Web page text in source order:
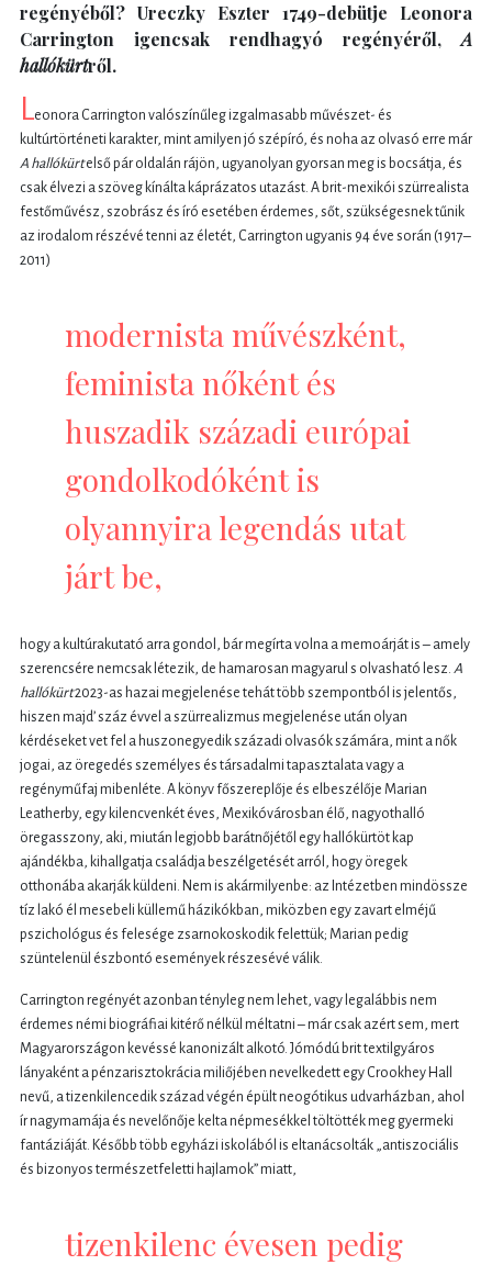
regényéből? Ureczky Eszter 1749-debütje Leonora
Carrington igencsak rendhagyó regényéről,A
hallókürtről.
Leonora Carrington valószínűleg izgalmasabb művészet- és
kultúrtörténeti karakter, mint amilyen jó szépíró, és noha az olvasó erre már
A hallókürtelső pár oldalán rájön, ugyanolyan gyorsan meg is bocsátja, és
csak élvezi a szöveg kínálta káprázatos utazást. A brit-mexikói szürrealista
festőművész, szobrász és író esetében érdemes, sőt, szükségesnek tűnik
az irodalom részévé tenni az életét, Carrington ugyanis 94 éve során (1917–
2011)
modernista művészként,
feminista nőként és
huszadik századi európai
gondolkodóként is
olyannyira legendás utat
járt be,
hogy a kultúrakutató arra gondol, bár megírta volna a memoárját is – amely
szerencsére nemcsak létezik, de hamarosan magyarul s olvasható lesz. A
hallókürt2023-as hazai megjelenése tehát több szempontból is jelentős,
hiszen majd’ száz évvel a szürrealizmus megjelenése után olyan
kérdéseket vet fel a huszonegyedik századi olvasók számára, mint a nők
jogai, az öregedés személyes és társadalmi tapasztalata vagy a
regényműfaj mibenléte. A könyv főszereplője és elbeszélője Marian
Leatherby, egy kilencvenkét éves, Mexikóvárosban élő, nagyothalló
öregasszony, aki, miután legjobb barátnőjétől egy hallókürtöt kap
ajándékba, kihallgatja családja beszélgetését arról, hogy öregek
otthonába akarják küldeni. Nem is akármilyenbe: az Intézetben mindössze
tíz lakó él mesebeli küllemű házikókban, miközben egy zavart elméjű
pszichológus és felesége zsarnokoskodik felettük; Marian pedig
szüntelenül észbontó események részesévé válik.
Carrington regényét azonban tényleg nem lehet, vagy legalábbis nem
érdemes némi biográfiai kitérő nélkül méltatni – már csak azért sem, mert
Magyarországon kevéssé kanonizált alkotó. Jómódú brit textilgyáros
lányaként a pénzarisztokrácia miliőjében nevelkedett egy Crookhey Hall
nevű, a tizenkilencedik század végén épült neogótikus udvarházban, ahol
ír nagymamája és nevelőnője kelta népmesékkel töltötték meg gyermeki
fantáziáját. Később több egyházi iskolából is eltanácsolták „antiszociális
és bizonyos természetfeletti hajlamok” miatt,
tizenkilenc évesen pedig